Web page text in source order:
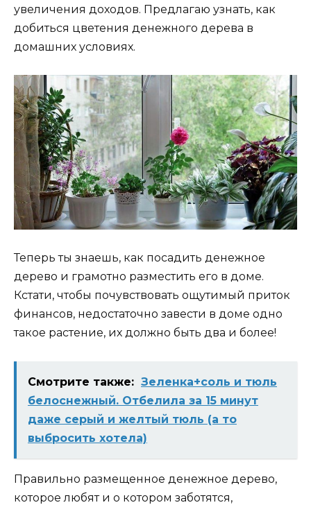
увеличения доходов. Предлагаю узнать, как
добиться цветения денежного дерева в
домашних условиях.
Теперь ты знаешь, как посадить денежное
дерево и грамотно разместить его в доме.
Кстати, чтобы почувствовать ощутимый приток
финансов, недостаточно завести в доме одно
такое растение, их должно быть два и более!
Смотрите также: Зеленка+соль и тюль
белоснежный. Отбелила за 15 минут
даже серый и желтый тюль (а то
выбросить хотела)
Правильно размещенное денежное дерево,
которое любят и о котором заботятся,